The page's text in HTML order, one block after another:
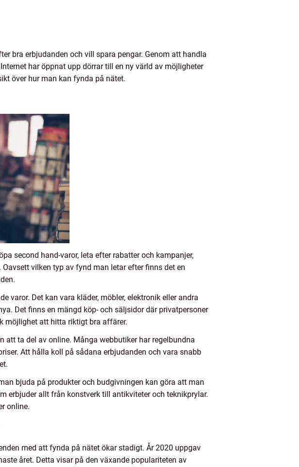
bra erbjudanden och vill spara pengar. Genom att handla
har öppnat upp dörrar till en ny värld av möjligheter
över hur man kan fynda på nätet.
second hand-varor, leta efter rabatter och kampanjer,
vilken typ av fynd man letar efter finns det en
varor. Det kan vara kläder, möbler, elektronik eller andra
Det finns en mängd köp- och säljsidor där privatpersoner
möjlighet att hitta riktigt bra affärer.
att ta del av online. Många webbutiker har regelbundna
Att hålla koll på sådana erbjudanden och vara snabb
bjuda på produkter och budgivningen kan göra att man
erbjuder allt från konstverk till antikviteter och teknikprylar.
online.
med att fynda på nätet ökar stadigt. År 2020 uppgav
året. Detta visar på den växande populariteten av